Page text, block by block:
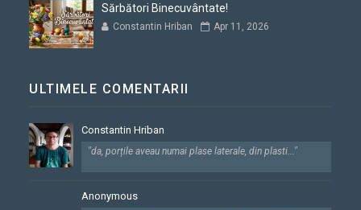
Sărbători Binecuvântate!
Constantin Hriban Apr 11, 2026
ULTIMELE COMENTARII
Constantin Hriban
"da, porțile aveau numai plase laterale, din plasti..."
Anonymous